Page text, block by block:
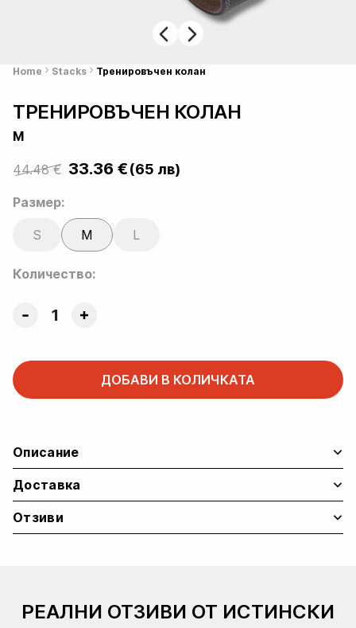
Home Stacks Тренировъчен колан
ТРЕНИРОВЪЧЕН КОЛАН
M
44.48€
Original
price
44.48 €.
33.36 €
Current
price
33.36 €.
(65 лв)
Размер:
S M L
Количество:
Тренировъчен
ДОБАВИ В КОЛИЧКАТА
Описание
Доставка
Отзиви
РЕАЛНИ ОТЗИВИ ОТ ИСТИНСКИ